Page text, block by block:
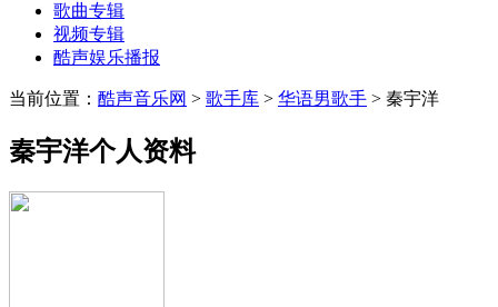
歌曲专辑
视频专辑
酷声娱乐播报
当前位置： 酷声音乐网 > 歌手库 > 华语男歌手 > 秦宇洋
秦宇洋个人资料